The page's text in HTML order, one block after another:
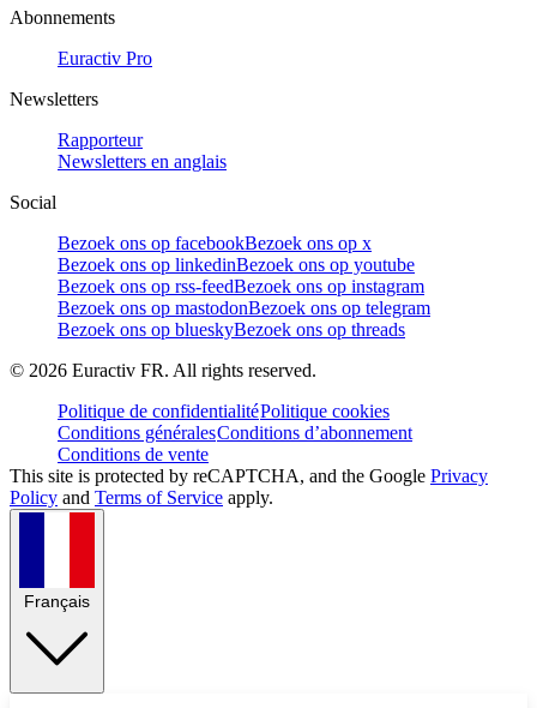
Abonnements
Euractiv Pro
Newsletters
Rapporteur
Newsletters en anglais
Social
Bezoek ons op facebookBezoek ons op x
Bezoek ons op linkedinBezoek ons op youtube
Bezoek ons op rss-feedBezoek ons op instagram
Bezoek ons op mastodonBezoek ons op telegram
Bezoek ons op blueskyBezoek ons op threads
© 2026 Euractiv FR. All rights reserved.
Politique de confidentialitéPolitique cookies
Conditions généralesConditions d’abonnement
Conditions de vente
This site is protected by reCAPTCHA, and the Google Privacy
Policy and Terms of Service apply.
Français